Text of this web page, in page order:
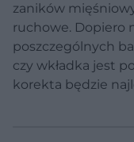
zaników
ruchowe. Dopiero
poszczególnych
czy wkładka jest
korekta będzie